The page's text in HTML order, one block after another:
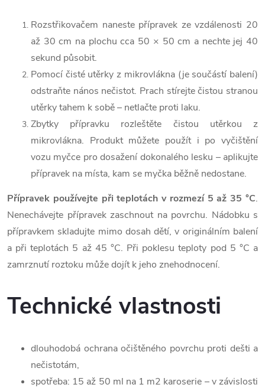
Rozstřikovačem naneste přípravek ze vzdálenosti 20
až 30 cm na plochu cca 50 × 50 cm a nechte jej 40
sekund působit.
Pomocí čisté utěrky z mikrovlákna (je součástí balení)
odstraňte nános nečistot. Prach stírejte čistou stranou
utěrky tahem k sobě – netlačte proti laku.
Zbytky přípravku rozleštěte čistou utěrkou z
mikrovlákna. Produkt můžete použít i po vyčištění
vozu myčce pro dosažení dokonalého lesku – aplikujte
přípravek na místa, kam se myčka běžně nedostane.
Přípravek používejte při teplotách v rozmezí 5 až 35 °C.
Nenechávejte přípravek zaschnout na povrchu. Nádobku s
přípravkem skladujte mimo dosah dětí, v originálním balení
a při teplotách 5 až 45 °C. Při poklesu teploty pod 5 °C a
zamrznutí roztoku může dojít k jeho znehodnocení.
Technické vlastnosti
dlouhodobá ochrana očištěného povrchu proti dešti a
nečistotám,
spotřeba: 15 až 50 ml na 1 m2 karoserie – v závislosti